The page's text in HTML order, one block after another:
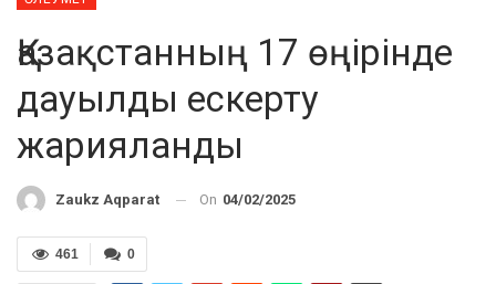
Қазақстанның 17 өңірінде
дауылды ескерту
жарияланды
Zaukz Aqparat On 04/02/2025
0
461